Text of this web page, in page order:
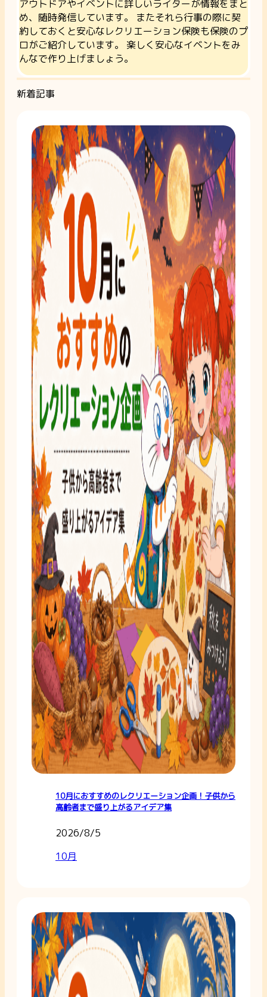
アウトドアやイベントに詳しいライターが情報をまと
め、随時発信しています。 またそれら行事の際に契
約しておくと安心なレクリエーション保険も保険のプ
ロがご紹介しています。 楽しく安心なイベントをみ
んなで作り上げましょう。
新着記事
10月におすすめのレクリエーション企画！子供から
高齢者まで盛り上がるアイデア集
2026/8/5
10月